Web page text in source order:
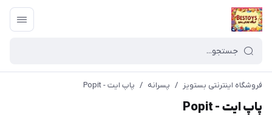
فروشگاه اینترنتی بستویز / پسرانه / پاپ ایت - Popit
پاپ ایت - Popit